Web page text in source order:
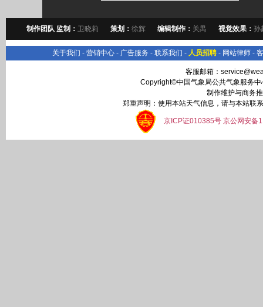
制作团队 监制： 卫晓莉 策划： 徐辉 编辑制作： 关禺 视觉效果： 孙
关于我们 - 营销中心 - 广告服务 - 联系我们 - 人员招聘 - 网站律师 -
客服邮箱：
Copyright©中国气象局公共气象服务
制作维护与商务
郑重声明：使用本站天气信息，请与本站联
京ICP证010385号 京公网安备